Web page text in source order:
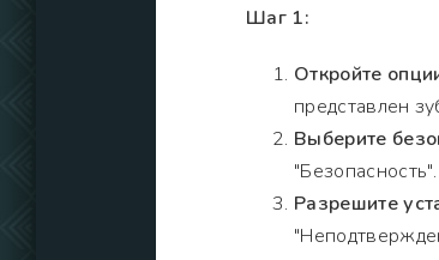
Шаг 1:
Откройте
представлен
Выберите
"Безопасность".
Разрешите